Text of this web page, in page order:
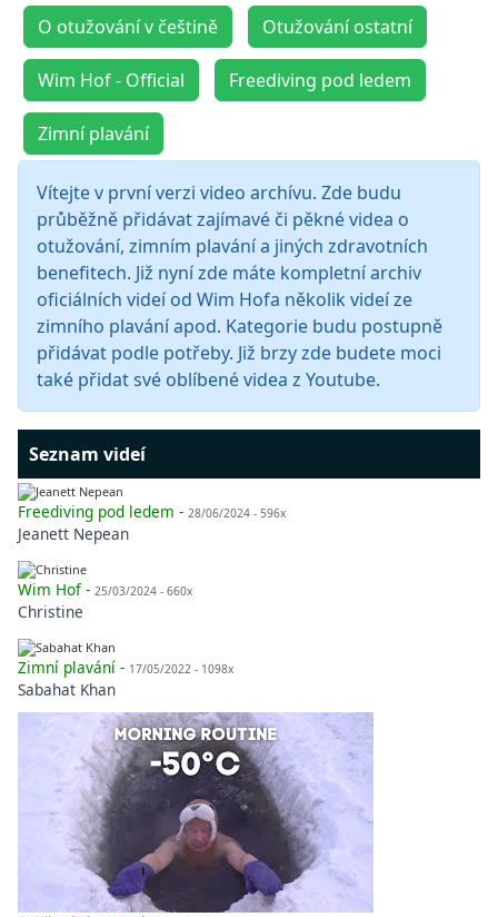
O otužování v češtině
Otužování ostatní
Wim Hof - Official Freediving pod ledem
Zimní plavání
Vítejte v první verzi video archívu. Zde budu
průběžně přidávat zajímavé či pěkné videa o
otužování, zimním plavání a jiných zdravotních
benefitech. Již nyní zde máte kompletní archiv
oficiálních videí od Wim Hofa několik videí ze
zimního plavání apod. Kategorie budu postupně
přidávat podle potřeby. Již brzy zde budete moci
také přidat své oblíbené videa z Youtube.
Seznam videí
Freediving pod ledem - 28/06/2024 - 596x
Jeanett Nepean
Wim Hof- 25/03/2024 - 660x
Christine
Zimní plavání - 17/05/2022 - 1098x
Sabahat Khan